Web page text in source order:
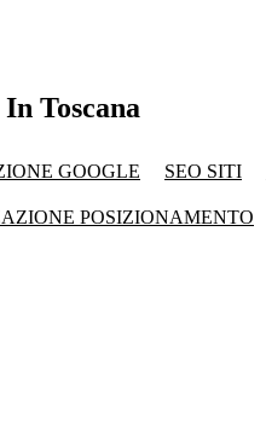
Toscana
GOOGLE SEO SITI
POSIZIONAMENTO